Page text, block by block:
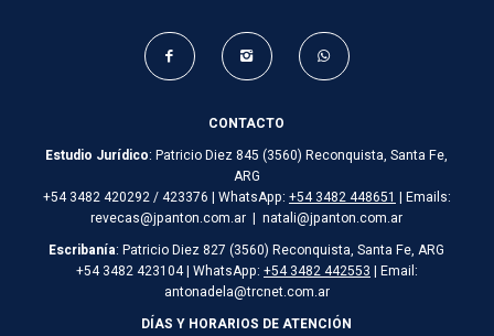
CONTACTO
Estudio Jurídico: Patricio Diez 845 (3560) Reconquista, Santa Fe,
ARG
+54 3482 420292 / 423376 | WhatsApp: +54 3482 448651 | Emails:
revecas@jpanton.com.ar | natali@jpanton.com.ar
Escribanía: Patricio Diez 827 (3560) Reconquista, Santa Fe, ARG
+54 3482 423104 | WhatsApp: +54 3482 442553 | Email:
antonadela@trcnet.com.ar
DÍAS Y HORARIOS DE ATENCIÓN